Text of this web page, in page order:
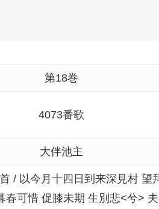
第18巻
4073番歌
大伴池主
/ 以今月十四日到来深見村 望
春可惜 促膝未期 生別悲<兮>